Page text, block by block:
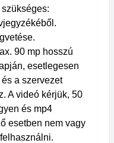
90 mp hosszú
esetlegesen
a szervezet
A videó kérjük, 50
és mp4
esetben nem vagy